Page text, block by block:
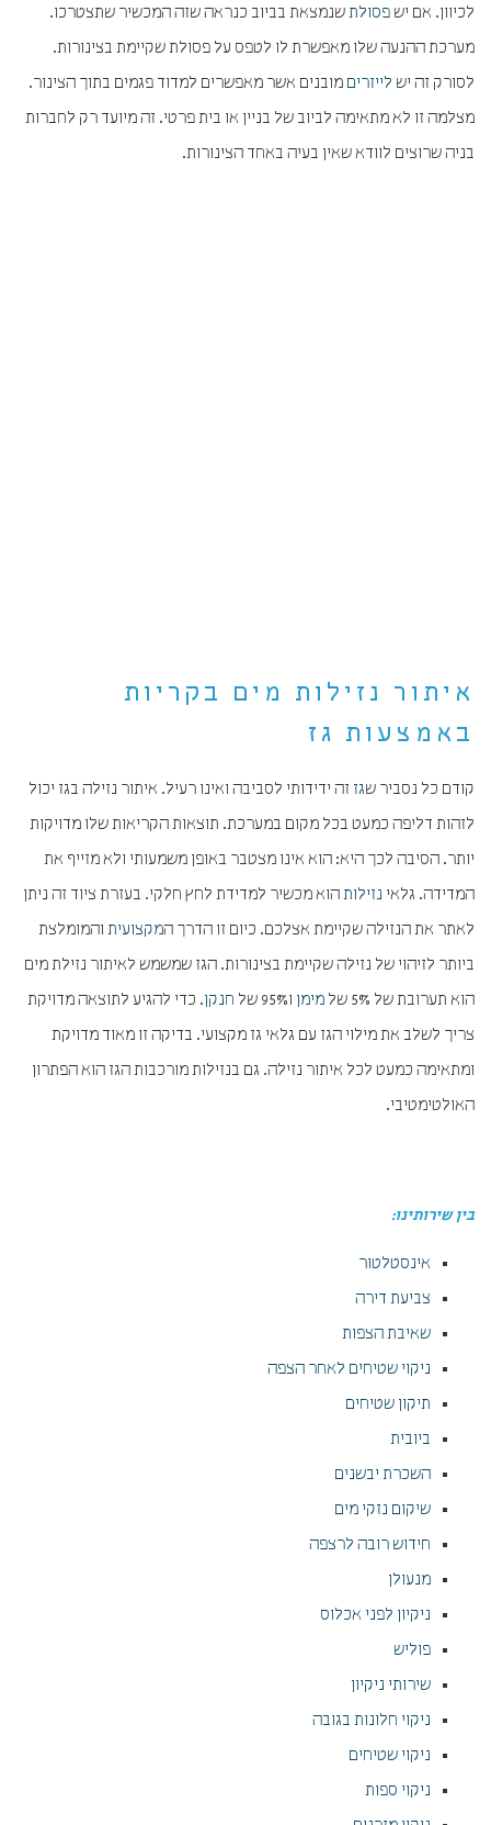
לכיוון. אם יש פסולתשנמצאת בביוב כנראה שזה המכשיר שתצטרכו.
מערכת ההנעה שלו מאפשרת לו לטפס על פסולת שקיימת בצינורות.
לסורק זה יש לייזרים מובנים אשר מאפשרים למדוד פגמים בתוך הצינור.
מצלמה זו לא מתאימה לביוב של בניין או בית פרטי. זה מיועד רק לחברות
בניה שרוצים לוודא שאין בעיה באחד הצינורות.
איתור נזילות מים בקריות
באמצעות גז
קודם כל נסביר שגז זה ידידותי לסביבה ואינו רעיל. איתור נזילה בגז יכול
לזהות דליפה כמעט בכל מקום במערכת. תוצאות הקריאות שלו מדויקות
יותר. הסיבה לכך היא: הוא אינו מצטבר באופן משמעותי ולא מזייף את
המדידה. גלאי נזילותהוא מכשיר למדידת לחץ חלקי. בעזרת ציוד זה ניתן
לאתר את הנזילה שקיימת אצלכם. כיום זו הדרך המקצועית והמומלצת
ביותר לזיהוי של נזילה שקיימת בצינורות. הגז שמשמש לאיתור נזילת מים
הוא תערובת של 5% של
מימן ו95% של חנקן. כדי להגיע לתוצאה מדויקת
צריך לשלב את מילוי הגז עם גלאי גז מקצועי. בדיקה זו מאוד מדויקת
ומתאימה כמעט לכל איתור נזילה. גם בנזילות מורכבות הגז הוא הפתרון
האולטימטיבי.
בין שירותינו:
אינסטלטור
צביעת דירה
שאיבת הצפות
ניקוי שטיחים לאחר הצפה
תיקון שטיחים
ביובית
השכרת יבשנים
שיקום נזקי מים
חידוש רובה לרצפה
מנעולן
ניקיון לפני אכלוס
פוליש
שירותי ניקיון
ניקוי חלונות בגובה
ניקוי שטיחים
ניקוי ספות